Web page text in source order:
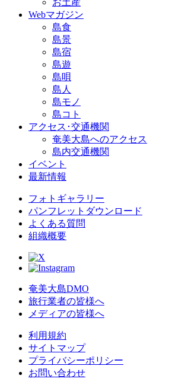
Webマガジン
島食
島景
島宿
島遊
島唄
島人
島モノ
島コト
アクセス･交通機関
奄美大島へのアクセス
島内交通機関
イベント
最新情報
フォトギャラリー
パンフレットダウンロード
よくある質問
組織概要
奄美大島DMO
旅行業者の皆様へ
メディアの皆様へ
利用規約
サイトマップ
プライバシーポリシー
お問い合わせ